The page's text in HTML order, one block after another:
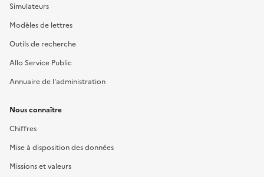
Simulateurs
Modèles de lettres
Outils de recherche
Allo Service Public
Annuaire de l'administration
Nous connaître
Chiffres
Mise à disposition des données
Missions et valeurs